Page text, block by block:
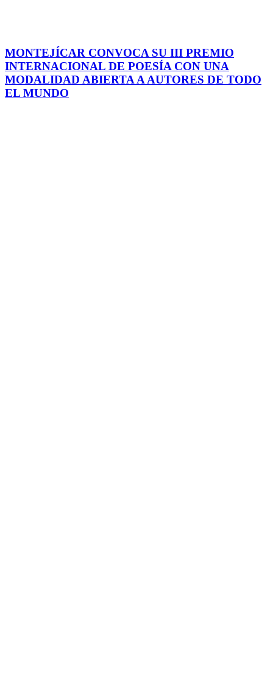
MONTEJÍCAR CONVOCA SU III PREMIO
INTERNACIONAL DE POESÍA CON UNA
MODALIDAD ABIERTA A AUTORES DE TODO
EL MUNDO